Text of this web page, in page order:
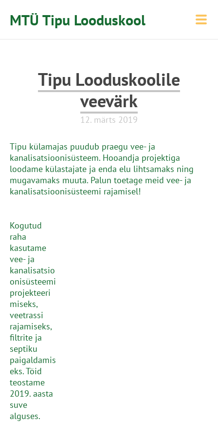
MTÜ Tipu Looduskool
Tipu Looduskoolile
veevärk
12. märts 2019
Tipu külamajas puudub praegu vee- ja
kanalisatsioonisüsteem. Hooandja projektiga
loodame külastajate ja enda elu lihtsamaks ning
mugavamaks muuta. Palun toetage meid vee- ja
kanalisatsioonisüsteemi rajamisel!
Kogutud
raha
kasutame
vee- ja
kanalisatsio
onisüsteemi
projekteeri
miseks,
veetrassi
rajamiseks,
filtrite ja
septiku
paigaldamis
eks. Töid
teostame
2019. aasta
suve
alguses.